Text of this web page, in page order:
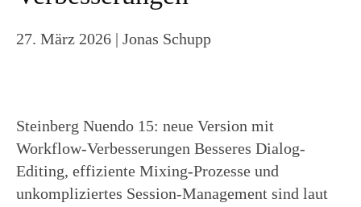
27. März 2026 | Jonas Schupp
Steinberg Nuendo 15: neue Version mit
Workflow-Verbesserungen Besseres Dialog-
Editing, effiziente Mixing-Prozesse und
unkompliziertes Session-Management sind laut